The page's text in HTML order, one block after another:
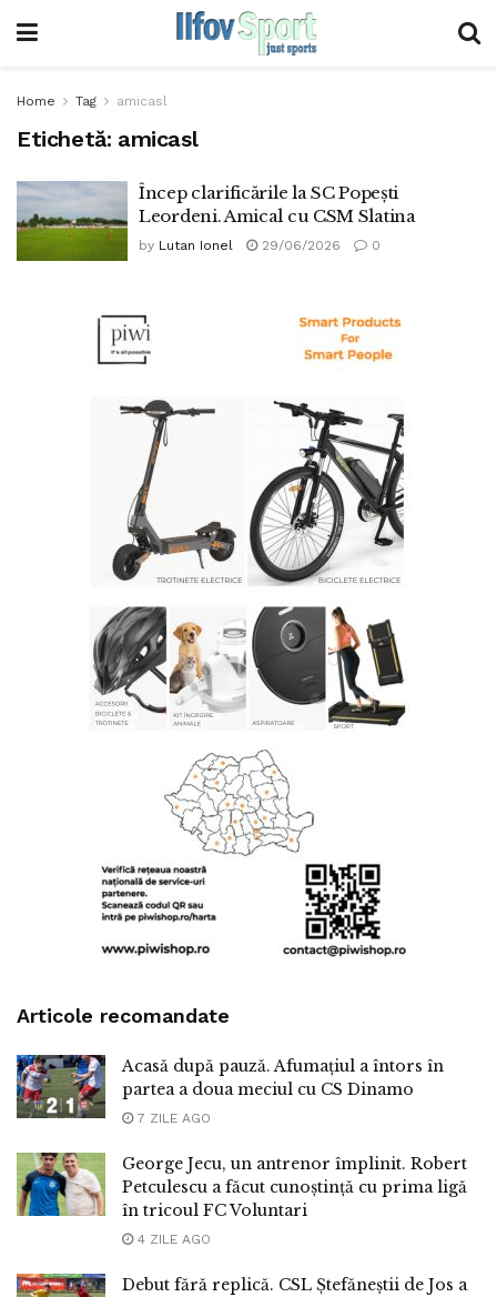
Home Tag amicasl
Etichetă: amicasl
Încep clarificările la SC Popești
Leordeni. Amical cu CSM Slatina
by Lutan Ionel 29/06/2026 0
Articole recomandate
Acasă după pauză. Afumațiul a întors în
partea a doua meciul cu CS Dinamo
7 ZILE AGO
George Jecu, un antrenor împlinit. Robert
Petculescu a făcut cunoștință cu prima ligă
în tricoul FC Voluntari
4 ZILE AGO
Debut fără replică. CSL Ștefăneștii de Jos a